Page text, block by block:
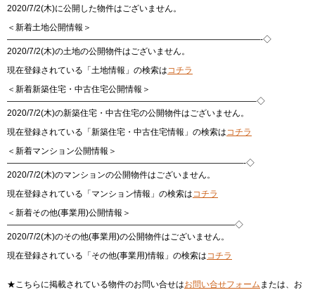
2020/7/2(木)に公開した物件はございません。
＜新着土地公開情報＞
——————————————————————————————-◇
2020/7/2(木)の土地の公開物件はございません。
現在登録されている「土地情報」の検索はコチラ
＜新着新築住宅・中古住宅公開情報＞
—————————————————————————————–◇
2020/7/2(木)の新築住宅・中古住宅の公開物件はございません。
現在登録されている「新築住宅・中古住宅情報」の検索はコチラ
＜新着マンション公開情報＞
————————————————————————————-◇
2020/7/2(木)のマンションの公開物件はございません。
現在登録されている「マンション情報」の検索はコチラ
＜新着その他(事業用)公開情報＞
———————————————————————————◇
2020/7/2(木)のその他(事業用)の公開物件はございません。
現在登録されている「その他(事業用)情報」の検索はコチラ
★こちらに掲載されている物件のお問い合せはお問い合せフォーム または、お